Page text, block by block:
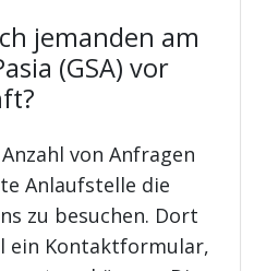
jemanden am
(GSA) vor
von Anfragen
Anlaufstelle die
zu besuchen. Dort
ein Kontaktformular,